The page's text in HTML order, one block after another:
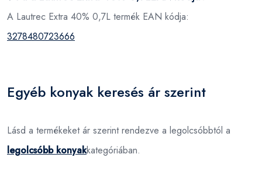
A Lautrec Extra 40% 0,7L termék EAN kódja:
3278480723666
Egyéb konyak keresés ár szerint
Lásd a termékeket ár szerint rendezve a legolcsóbbtól a
legolcsóbb konyakkategóriában.